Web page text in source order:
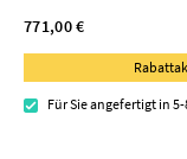
771,00 €
Für Sie angefertigt in